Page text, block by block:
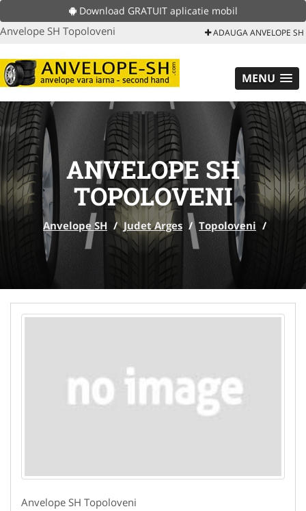
Download GRATUIT aplicatie mobil
Anvelope SH Topoloveni ADAUGA ANVELOPE SH
MENU
ANVELOPE SH
TOPOLOVENI
Anvelope SH / Judet Arges / Topoloveni /
Anvelope SH Topoloveni